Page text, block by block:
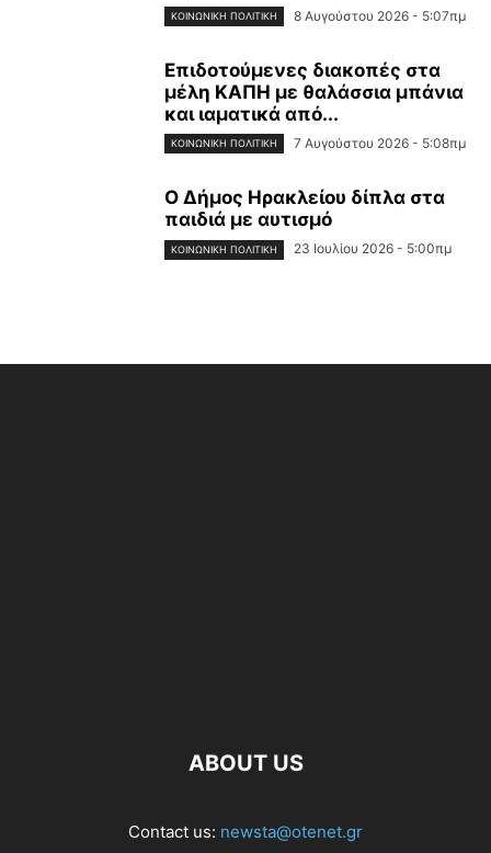
ΚΟΙΝΩΝΙΚΉ ΠΟΛΙΤΙΚΉ 8 Αυγούστου 2026 - 5:07πμ
Επιδοτούμενες διακοπές στα
μέλη ΚΑΠΗ με θαλάσσια μπάνια
και ιαματικά από...
ΚΟΙΝΩΝΙΚΉ ΠΟΛΙΤΙΚΉ 7 Αυγούστου 2026 - 5:08πμ
Ο Δήμος Ηρακλείου δίπλα στα
παιδιά με αυτισμό
ΚΟΙΝΩΝΙΚΉ ΠΟΛΙΤΙΚΉ 23 Ιουλίου 2026 - 5:00πμ
ABOUT US
Contact us: newsta@otenet.gr